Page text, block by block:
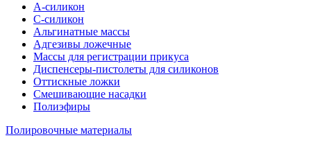
А-силикон
C-силикон
Альгинатные массы
Адгезивы ложечные
Массы для регистрации прикуса
Диспенсеры-пистолеты для силиконов
Оттискные ложки
Смешивающие насадки
Полиэфиры
Полировочные материалы